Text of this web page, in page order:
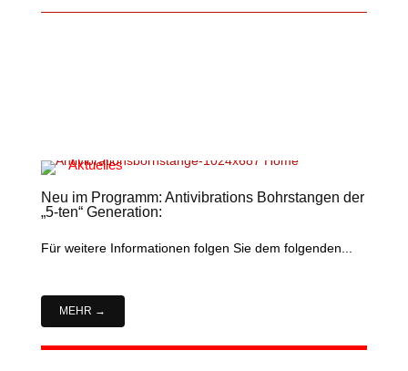
Aktuelles
Neu im Programm: Antivibrations Bohrstangen der
„5-ten“ Generation:
Für weitere Informationen folgen Sie dem folgenden...
MEHR